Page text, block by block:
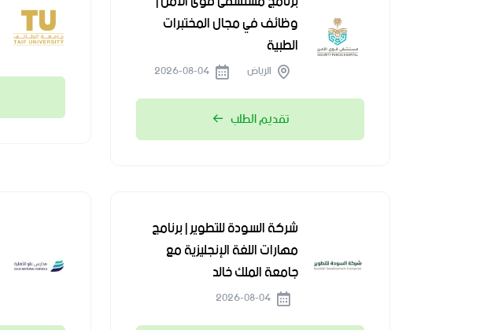
وظائف في مجال المختبرات
الطبية
الرياض
تقديم الطلب
شركة السودة للتطوير | برنامج
مهارات اللغة الإنجليزية مع
جامعة الملك خالد